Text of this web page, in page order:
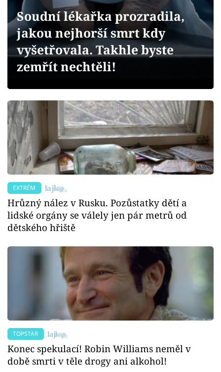
Videa
Sledujte prima+
Sledujte nás
Soudní lékařka prozradila,
jakou nejhorší smrt kdy
vyšetřovala. Takhle byste
zemřít nechtěli!
EXTRÉM
Hrůzný nález v Rusku. Pozůstatky dětí a
lidské orgány se válely jen pár metrů od
dětského hřiště
TOPSTAR
Konec spekulací! Robin Williams neměl v
době smrti v těle drogy ani alkohol!